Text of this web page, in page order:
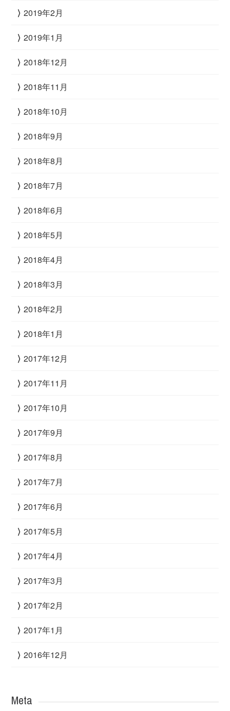
2019年2月
2019年1月
2018年12月
2018年11月
2018年10月
2018年9月
2018年8月
2018年7月
2018年6月
2018年5月
2018年4月
2018年3月
2018年2月
2018年1月
2017年12月
2017年11月
2017年10月
2017年9月
2017年8月
2017年7月
2017年6月
2017年5月
2017年4月
2017年3月
2017年2月
2017年1月
2016年12月
Meta